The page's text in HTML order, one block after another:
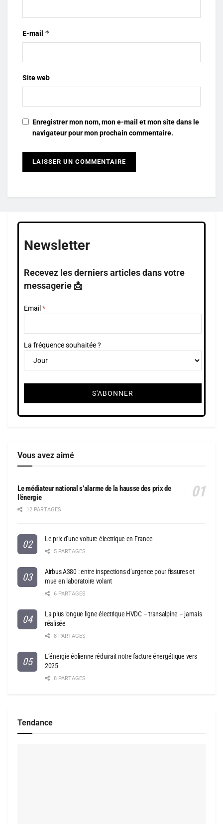
E-mail *
Site web
Enregistrer mon nom, mon e-mail et mon site dans le
navigateur pour mon prochain commentaire.
Newsletter
Recevez les derniers articles dans votre
messagerie 📩
Email
La fréquence souhaitée ?
Vous avez aimé
Le médiateur national s’alarme de la hausse des prix de
l’énergie
12 PARTAGES
Le prix d’une voiture électrique en France
5 PARTAGES
Airbus A380 : entre inspections d’urgence pour fissures et
mue en laboratoire volant
6 PARTAGES
La plus longue ligne électrique HVDC – transalpine – jamais
réalisée
8 PARTAGES
L’énergie éolienne réduirait notre facture énergétique vers
2025
8 PARTAGES
Tendance